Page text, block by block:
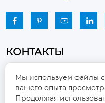
   
КОНТАКТЫ

Промышленный
район Чжоуцунь,
Шаньдун
Мы используем файлы
вашего опыта
Продолжая